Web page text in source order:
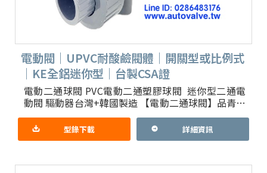
電動閥｜UPVC耐酸鹼閥體｜開關型或比例式
｜KE全鋁迷你型｜台製CSA證
電動二通球閥 PVC電動二通塑膠球閥 迷你型二通電
動閥 驅動器台灣+韓國製造 【電動二通球閥】品青閥
業專精 各式二通三通球閥 全部塑膠二通三通電動閥
1.簡介
型錄下載 詳細資訊